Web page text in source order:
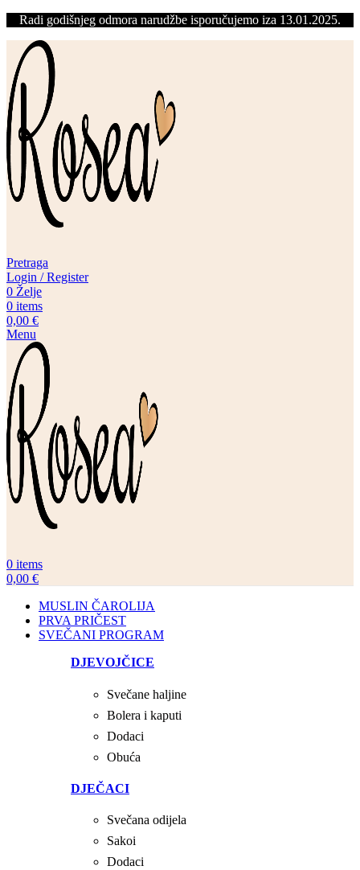
Radi godišnjeg odmora narudžbe isporučujemo iza 13.01.2025.
Pretraga
Login / Register
0 Želje
0 items
0,00 €
Menu
0 items
0,00 €
MUSLIN ČAROLIJA
PRVA PRIČEST
SVEČANI PROGRAM
DJEVOJČICE
Svečane haljine
Bolera i kaputi
Dodaci
Obuća
DJEČACI
Svečana odijela
Sakoi
Dodaci